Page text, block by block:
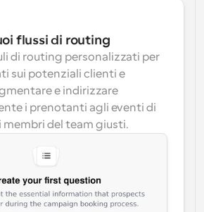
quando succede qualcosa
flussi di routing
di routing personalizzati per
sui potenziali clienti e
e indirizzare
i prenotanti agli eventi di
membri del team giusti.